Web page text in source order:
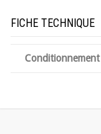
FICHE TECHNIQUE
Conditionnement